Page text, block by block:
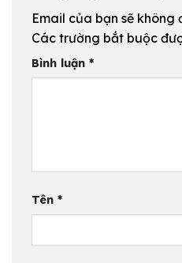
Email của bạn sẽ không
Các trường bắt buộc
Bình luận *
Tên *